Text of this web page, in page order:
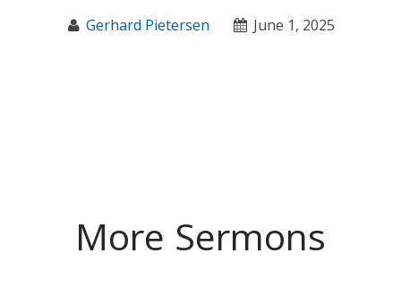
Gerhard Pietersen June 1, 2025
More Sermons